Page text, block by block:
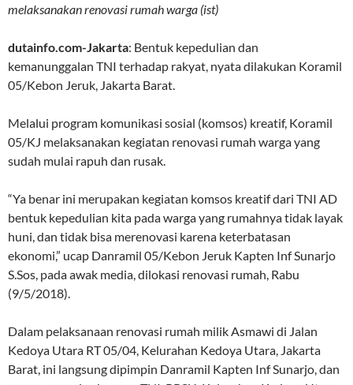
melaksanakan renovasi rumah warga (ist)
dutainfo.com-Jakarta: Bentuk kepedulian dan
kemanunggalan TNI terhadap rakyat, nyata dilakukan Koramil
05/Kebon Jeruk, Jakarta Barat.
Melalui program komunikasi sosial (komsos) kreatif, Koramil
05/KJ melaksanakan kegiatan renovasi rumah warga yang
sudah mulai rapuh dan rusak.
“Ya benar ini merupakan kegiatan komsos kreatif dari TNI AD
bentuk kepedulian kita pada warga yang rumahnya tidak layak
huni, dan tidak bisa merenovasi karena keterbatasan
ekonomi,” ucap Danramil 05/Kebon Jeruk Kapten Inf Sunarjo
S.Sos, pada awak media, dilokasi renovasi rumah, Rabu
(9/5/2018).
Dalam pelaksanaan renovasi rumah milik Asmawi di Jalan
Kedoya Utara RT 05/04, Kelurahan Kedoya Utara, Jakarta
Barat, ini langsung dipimpin Danramil Kapten Inf Sunarjo, dan